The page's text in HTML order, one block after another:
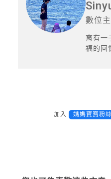
數位
育有一
福的回
加入 媽媽寶寶粉